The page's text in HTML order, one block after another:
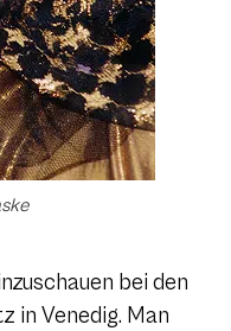
bei den
in Venedig. Man